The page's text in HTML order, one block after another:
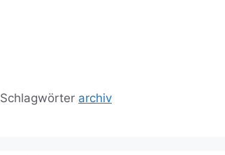
Schlagwörter archiv